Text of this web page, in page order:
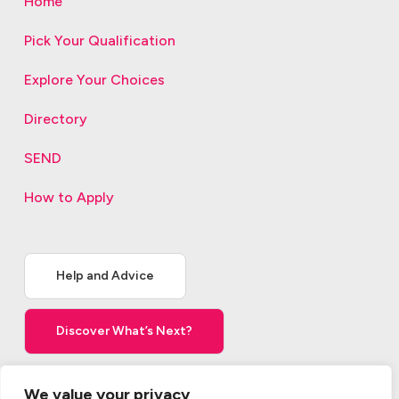
We value your privacy
Pick Your Qualification
Explore Your Choices
Directory
SEND
How to Apply
Help and Advice
Discover What’s Next?